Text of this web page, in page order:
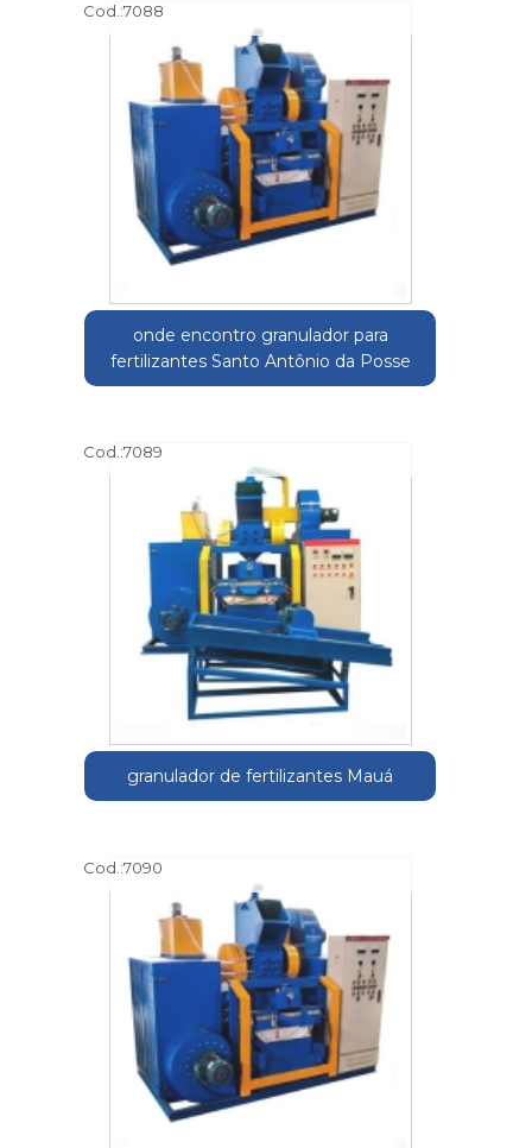
Cod.:7088
onde encontro granulador para
fertilizantes Santo Antônio da Posse
Cod.:7089
granulador de fertilizantes Mauá
Cod.:7090